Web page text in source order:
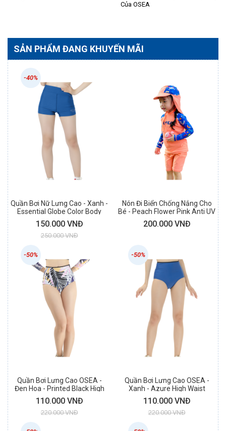
Của OSEA
SẢN PHẨM ĐANG KHUYẾN MÃI
Quần Bơi Nữ Lưng Cao - Xanh -
Essential Globe Color Body
Short
150.000 VNĐ
250.000 VNĐ
-40%
Nón Đi Biển Chống Nắng Cho
Bé - Peach Flower Pink Anti UV
Hat
200.000 VNĐ
Quần Bơi Lưng Cao OSEA -
Đen Hoa - Printed Black High
Waist Bottom
110.000 VNĐ
220.000 VNĐ
-50%
Quần Bơi Lưng Cao OSEA -
Xanh - Azure High Waist
Bottom
110.000 VNĐ
220.000 VNĐ
-50%